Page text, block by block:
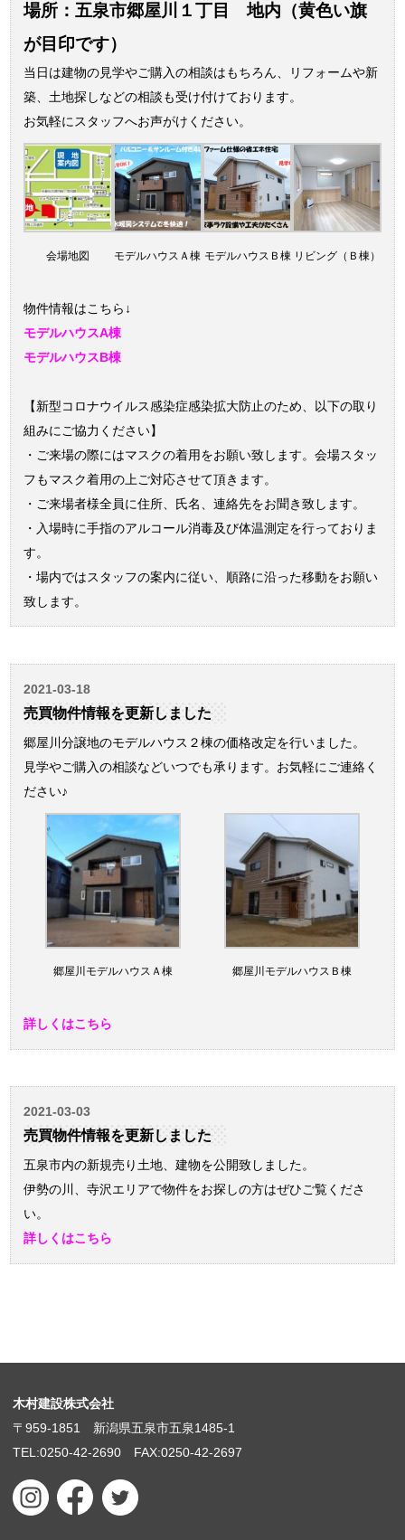
場所：五泉市郷屋川１丁目 地内（黄色い旗
が目印です）
当日は建物の見学やご購入の相談はもちろん、リフォームや新
築、土地探しなどの相談も受け付けております。
お気軽にスタッフへお声がけください。
会場地図 モデルハウスＡ棟 モデルハウスＢ棟 リビング（Ｂ棟）
物件情報はこちら↓
モデルハウスA棟
モデルハウスB棟
【新型コロナウイルス感染症感染拡大防止のため、以下の取り
組みにご協力ください】
・ご来場の際にはマスクの着用をお願い致します。会場スタッ
フもマスク着用の上ご対応させて頂きます。
・ご来場者様全員に住所、氏名、連絡先をお聞き致します。
・入場時に手指のアルコール消毒及び体温測定を行っておりま
す。
・場内ではスタッフの案内に従い、順路に沿った移動をお願い
致します。
2021-03-18
売買物件情報を更新しました
郷屋川分譲地のモデルハウス２棟の価格改定を行いました。
見学やご購入の相談などいつでも承ります。お気軽にご連絡く
ださい♪
郷屋川モデルハウスＡ棟 郷屋川モデルハウスＢ棟
詳しくはこちら
2021-03-03
売買物件情報を更新しました
五泉市内の新規売り土地、建物を公開致しました。
伊勢の川、寺沢エリアで物件をお探しの方はぜひご覧くださ
い。
詳しくはこちら
木村建設株式会社
〒959-1851 新潟県五泉市五泉1485-1
TEL:0250-42-2690 FAX:0250-42-2697